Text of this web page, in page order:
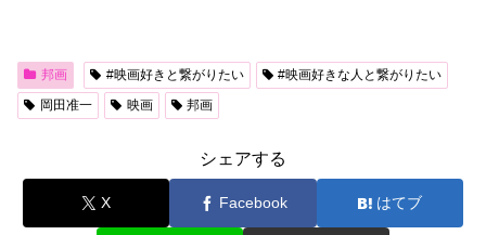
邦画 #映画好きと繋がりたい
#映画好きな人と繋がりたい
岡田准一
映画 邦画
シェアする
X Facebook はてブ